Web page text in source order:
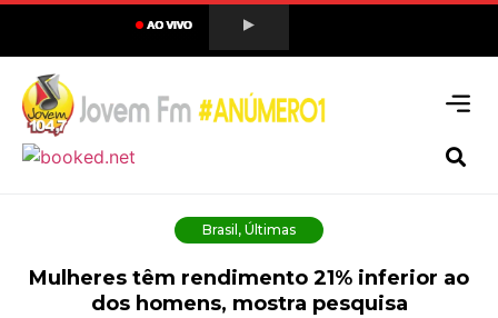
Brasil , Últimas
Mulheres têm rendimento 21% inferior ao
dos homens, mostra pesquisa